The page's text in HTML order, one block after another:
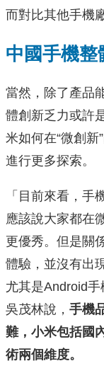
而對比其他手機
中國手機整
當然，除了產品
體創新乏力或許
米如何在“微創
進行更多探索。
「目前來看，手
應該說大家都在
更優秀。但是關
體驗，並沒有出
尤其是Android
吳茂林說， 手機
難，小米包括國
術兩個維度。